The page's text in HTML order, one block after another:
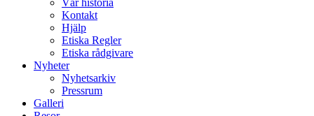
Vår historia
Kontakt
Hjälp
Etiska Regler
Etiska rådgivare
Nyheter
Nyhetsarkiv
Pressrum
Galleri